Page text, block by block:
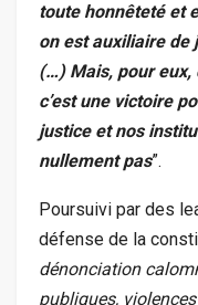
toute honnêteté et
on est auxiliaire de
(…) Mais, pour eux,
c’est une victoire
justice et nos
nullement pas”.
Poursuivi par des
défense de la
dénonciation
publiques,